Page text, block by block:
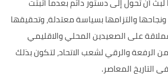
ونجاحها والتزامها بسياسة معتدلة، وتحقيقها
على الصعيدين المحلي والاقليمي
الرفعة والرقي لشعب الاتحاد، لتكون بذلك
التاريخ المعاصر.